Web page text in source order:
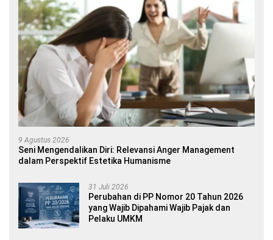
9 Agustus 2026
Seni Mengendalikan Diri: Relevansi Anger Management
dalam Perspektif Estetika Humanisme
31 Juli 2026
Perubahan di PP Nomor 20 Tahun 2026
yang Wajib Dipahami Wajib Pajak dan
Pelaku UMKM